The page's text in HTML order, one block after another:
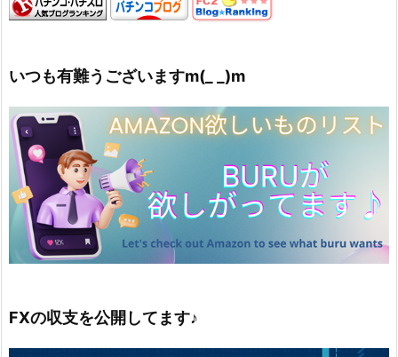
いつも有難うございますm(_ _)m
FXの収支を公開してます♪